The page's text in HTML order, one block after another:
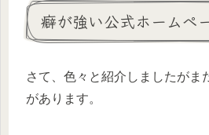
癖が強い公式ホームペ
さて、色々と紹介しましたがま
があります。